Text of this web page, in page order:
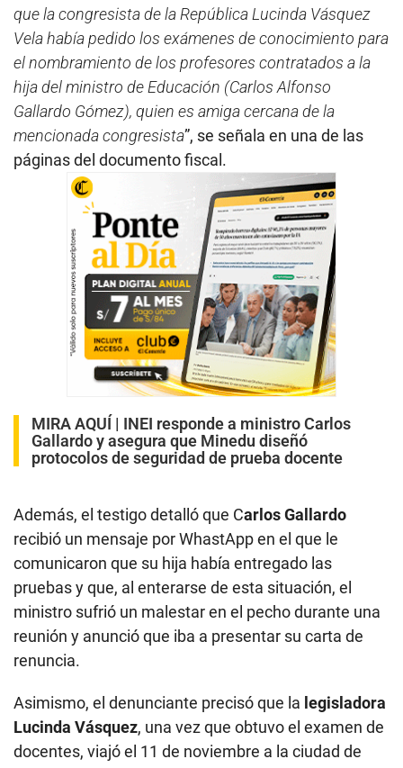
que la congresista de la República Lucinda Vásquez
Vela había pedido los exámenes de conocimiento para
el nombramiento de los profesores contratados a la
hija del ministro de Educación (Carlos Alfonso
Gallardo Gómez), quien es amiga cercana de la
mencionada congresista”, se señala en una de las
páginas del documento fiscal.
MIRA AQUÍ | INEI responde a ministro Carlos
Gallardo y asegura que Minedu diseñó
protocolos de seguridad de prueba docente
Además, el testigo detalló que Carlos Gallardo
recibió un mensaje por WhastApp en el que le
comunicaron que su hija había entregado las
pruebas y que, al enterarse de esta situación, el
ministro sufrió un malestar en el pecho durante una
reunión y anunció que iba a presentar su carta de
renuncia.
Asimismo, el denunciante precisó que la legisladora
Lucinda Vásquez, una vez que obtuvo el examen de
docentes, viajó el 11 de noviembre a la ciudad de